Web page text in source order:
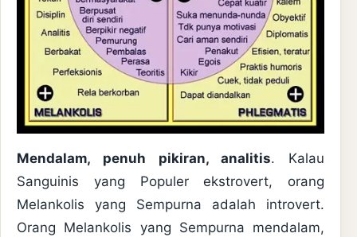
Mendalam, penuh pikiran, analitis. Kalau
Sanguinis yang Populer ekstrovert, orang
Melankolis yang Sempurna adalah introvert.
Orang Melankolis yang Sempurna mendalam,